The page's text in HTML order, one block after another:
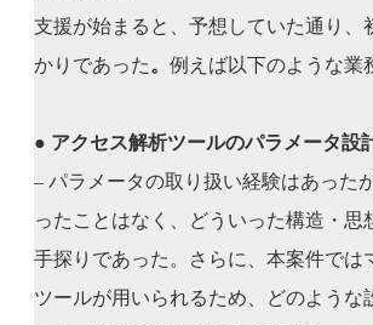
支援が始まると、予想していた通り、
かりであった。 例えば以下のような業
● アクセス解析ツールのパラメータ設
– パラメータの取り扱い経験はあった
ったことはなく、どういった構造・思
手探りであった。さらに、本案件では
ツールが用いられるため、どのような